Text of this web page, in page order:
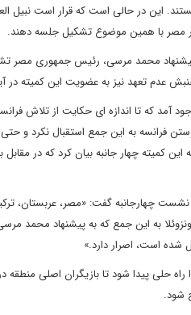
این در حالی است که قرار است نبیل
مصر با همین موضوع تشکیل جلسه دهند.
محمد مرسی، رئیس جمهوری مصر
عدم تعهد نیز به عضویت این کمیته در
آمد که تا اندازه ای حکایت از تلاش
فرانسه به این جمع استقبال نکرد و
کمیته چهار جانبه بیان کرد که در
چهارجانبه گفت: «مصر، عربستان،
به این جمع که به پیشنهاد محمد
شده است، اصرار دارد.»
راه حلی پیدا شود تا بازیگران اصلی
شود.